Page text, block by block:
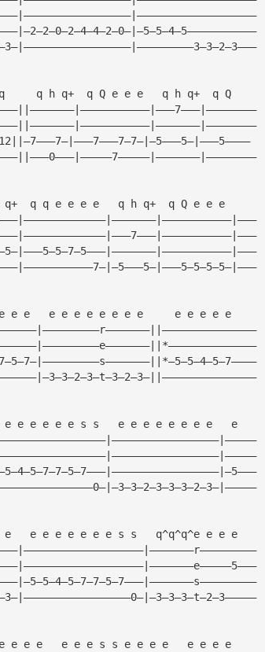
q h q+  q Q e e e   q h q+  q Q
q q e e e e   q h q+  q Q e e e
e e   e e e e e e e e     e e e e e
e e e e e s s   e e e e e e e e   e
e e e e e e e s s   q^q^q^e e e e
e e e   e e e s s e e e e   e e e e